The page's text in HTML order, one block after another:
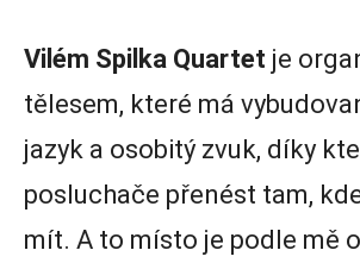
Vilém Spilka Quartet je
tělesem, které má
jazyk a osobitý zvuk, díky
posluchače přenést tam,
mít. A to místo je podle mě